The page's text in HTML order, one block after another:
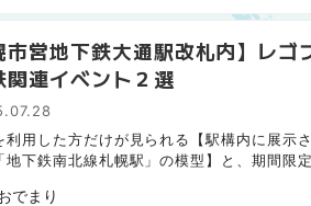
市営地下鉄大通駅改札内】レゴ
関連イベント２選
利用した方だけが見られる【駅構内に展示
地下鉄南北線札幌駅」の模型】と、期間限
介します！ 大通駅地下2階の改札内、東
でまり